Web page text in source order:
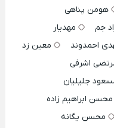
هومن پناهی
جم
مهدیار
احمدوند
معین زد
اشرفی
جلیلیان
محسن ابراهیم زاده
محسن یگانه